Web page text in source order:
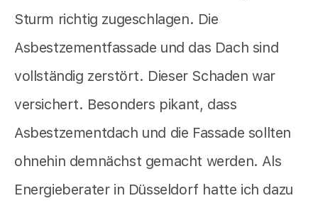
Sturm richtig zugeschlagen. Die
Asbestzementfassade und das Dach sind
vollständig zerstört. Dieser Schaden war
versichert. Besonders pikant, dass
Asbestzementdach und die Fassade sollten
ohnehin demnächst gemacht werden. Als
Energieberater in Düsseldorf hatte ich dazu